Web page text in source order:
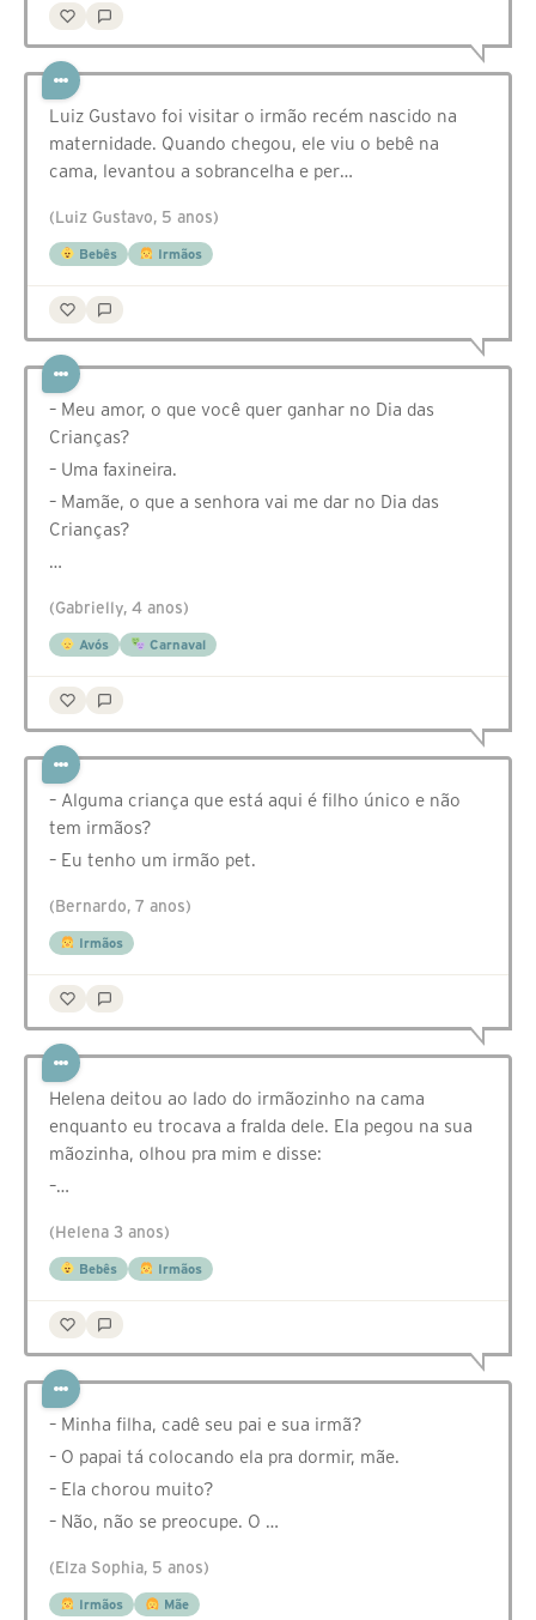
Luiz Gustavo foi visitar o irmão recém nascido na
maternidade. Quando chegou, ele viu o bebê na
cama, levantou a sobrancelha e per…
(Luiz Gustavo, 5 anos)
Bebês Irmãos
– Meu amor, o que você quer ganhar no Dia das
Crianças?
– Uma faxineira.
– Mamãe, o que a senhora vai me dar no Dia das
Crianças?
…
(Gabrielly, 4 anos)
Avós Carnaval
– Alguma criança que está aqui é filho único e não
tem irmãos?
– Eu tenho um irmão pet.
(Bernardo, 7 anos)
Irmãos
Helena deitou ao lado do irmãozinho na cama
enquanto eu trocava a fralda dele. Ela pegou na sua
mãozinha, olhou pra mim e disse:
–…
(Helena 3 anos)
Bebês Irmãos
– Minha filha, cadê seu pai e sua irmã?
– O papai tá colocando ela pra dormir, mãe.
– Ela chorou muito?
– Não, não se preocupe. O …
(Elza Sophia, 5 anos)
Irmãos Mãe